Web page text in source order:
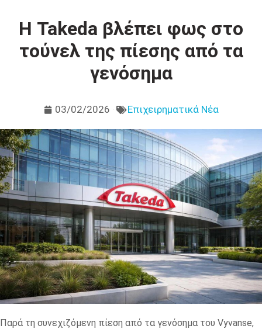
Η Takeda βλέπει φως στο
τούνελ της πίεσης από τα
γενόσημα
03/02/2026 Επιχειρηματικά Νέα
Παρά τη συνεχιζόμενη πίεση από τα γενόσημα του Vyvanse,